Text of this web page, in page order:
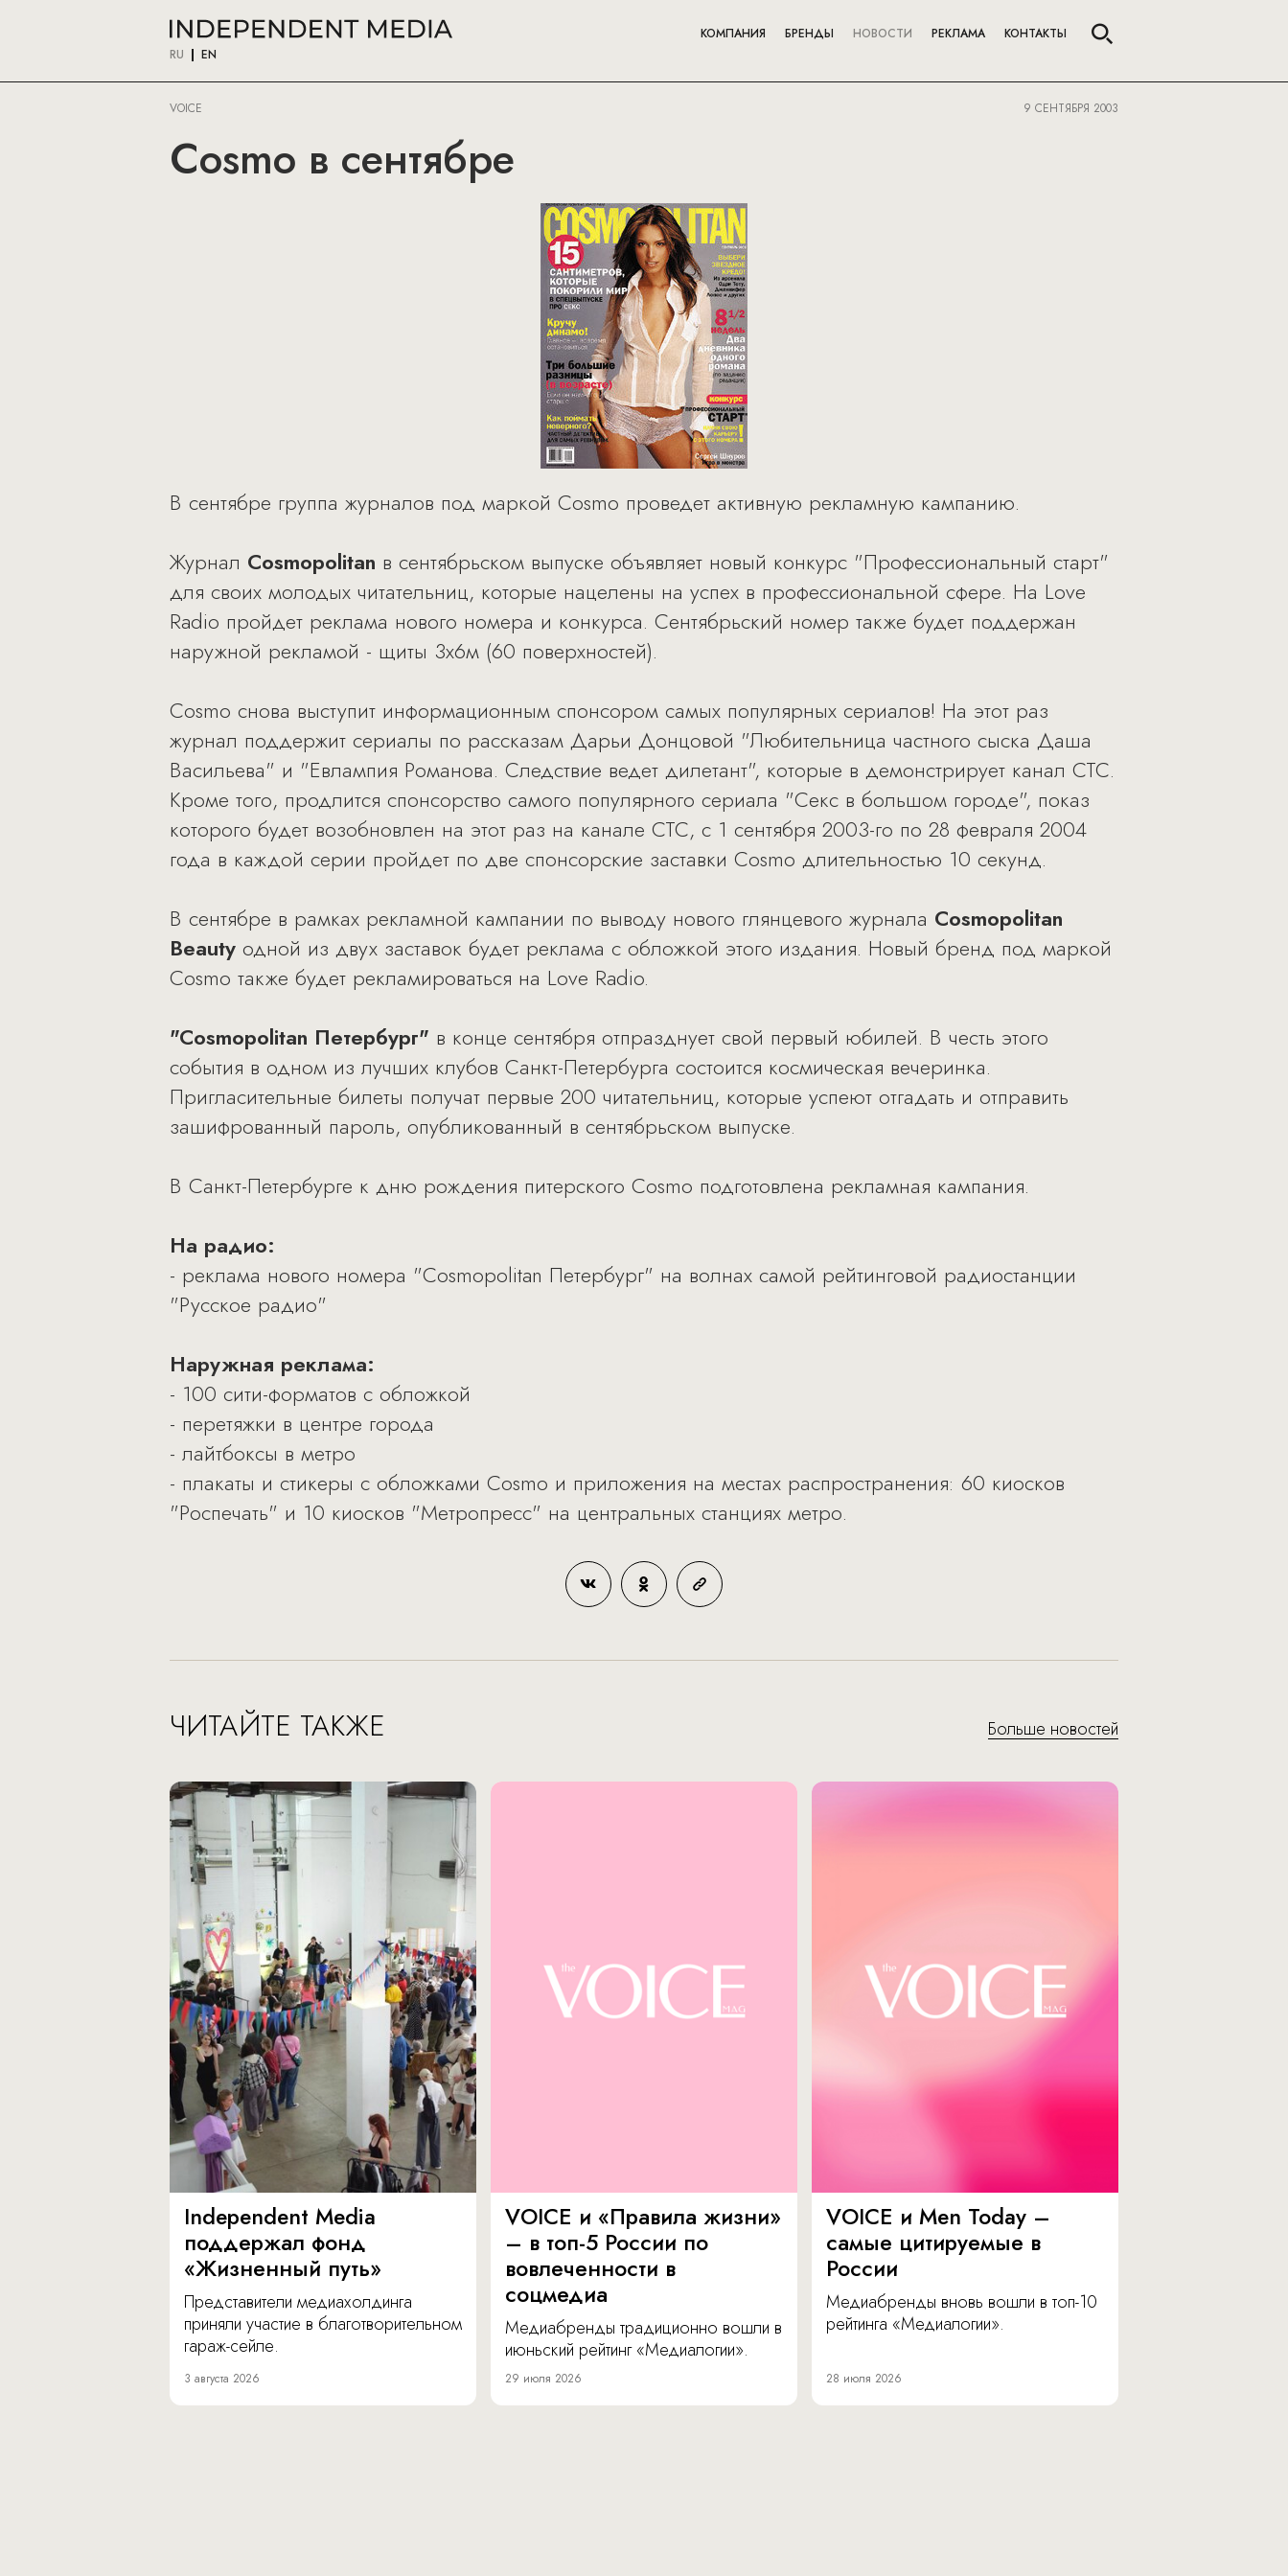
RU EN
КОМПАНИЯ БРЕНДЫ НОВОСТИ РЕКЛАМА КОНТАКТЫ
VOICE 9 СЕНТЯБРЯ 2003
Cosmo в сентябре
В сентябре группа журналов под маркой Cosmo проведет активную рекламную кампанию.
Журнал Cosmopolitan в сентябрьском выпуске объявляет новый конкурс "Профессиональный старт"
для своих молодых читательниц, которые нацелены на успех в профессиональной сфере. На Love
Radio пройдет реклама нового номера и конкурса. Сентябрьский номер также будет поддержан
наружной рекламой - щиты 3х6м (60 поверхностей).
Cosmo снова выступит информационным спонсором самых популярных сериалов! На этот раз
журнал поддержит сериалы по рассказам Дарьи Донцовой "Любительница частного сыска Даша
Васильева" и "Евлампия Романова. Следствие ведет дилетант", которые в демонстрирует канал СТС.
Кроме того, продлится спонсорство самого популярного сериала "Секс в большом городе", показ
которого будет возобновлен на этот раз на канале СТС, с 1 сентября 2003-го по 28 февраля 2004
года в каждой серии пройдет по две спонсорские заставки Cosmo длительностью 10 секунд.
В сентябре в рамках рекламной кампании по выводу нового глянцевого журнала Cosmopolitan
Beauty одной из двух заставок будет реклама с обложкой этого издания. Новый бренд под маркой
Cosmo также будет рекламироваться на Love Radio.
"Cosmopolitan Петербург" в конце сентября отпразднует свой первый юбилей. В честь этого
события в одном из лучших клубов Санкт-Петербурга состоится космическая вечеринка.
Пригласительные билеты получат первые 200 читательниц, которые успеют отгадать и отправить
зашифрованный пароль, опубликованный в сентябрьском выпуске.
В Санкт-Петербурге к дню рождения питерского Cosmo подготовлена рекламная кампания.
На радио:
- реклама нового номера "Cosmopolitan Петербург" на волнах самой рейтинговой радиостанции
"Русское радио"
Наружная реклама:
- 100 сити-форматов с обложкой
- перетяжки в центре города
- лайтбоксы в метро
- плакаты и стикеры с обложками Cosmo и приложения на местах распространения: 60 киосков
"Роспечать" и 10 киосков "Метропресс" на центральных станциях метро.
ЧИТАЙТЕ ТАКЖЕ Больше новостей
Independent Media
поддержал фонд
«Жизненный путь»
Представители медиахолдинга
приняли участие в благотворительном
гараж-сейле.
3 августа 2026
VOICE и «Правила жизни»
– в топ-5 России по
вовлеченности в
соцмедиа
Медиабренды традиционно вошли в
июньский рейтинг «Медиалогии».
29 июля 2026
VOICE и Men Today –
самые цитируемые в
России
Медиабренды вновь вошли в топ-10
рейтинга «Медиалогии».
28 июля 2026